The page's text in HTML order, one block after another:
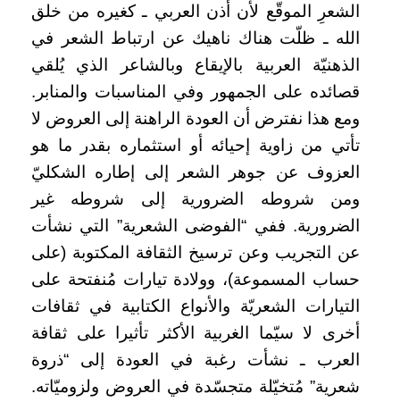
الشعرِ الموقّع لأن أذن العربي ـ كغيره من خلق
الله ـ ظلّت هناك ناهيك عن ارتباط الشعر في
الذهنيّة العربية بالإيقاع وبالشاعر الذي يُلقي
قصائده على الجمهور وفي المناسبات والمنابر.
ومع هذا نفترض أن العودة الراهنة إلى العروض لا
تأتي من زاوية إحيائه أو استثماره بقدر ما هو
العزوف عن جوهر الشعر إلى إطاره الشكليّ
ومن شروطه الضرورية إلى شروطه غير
الضرورية. ففي “الفوضى الشعرية” التي نشأت
عن التجريب وعن ترسيخ الثقافة المكتوبة (على
حساب المسموعة)، وولادة تيارات مُنفتحة على
التيارات الشعريّة والأنواع الكتابية في ثقافات
أخرى لا سيّما الغربية الأكثر تأثيرا على ثقافة
العرب ـ نشأت رغبة في العودة إلى “ذروة
شعرية” مُتخيّلة متجسّدة في العروض ولزوميّاته.